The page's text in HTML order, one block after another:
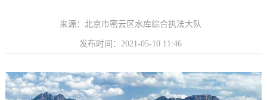
来源：北京市密云区水库综合执法大队
发布时间：2021-05-10 11:46